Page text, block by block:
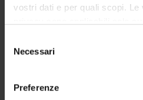
vostri dati e per quali scopi.
modificare o revocare il proprio
momento dalla Dichiarazione
delNecessari
Preferenze
OFFERTA FORMATIVA